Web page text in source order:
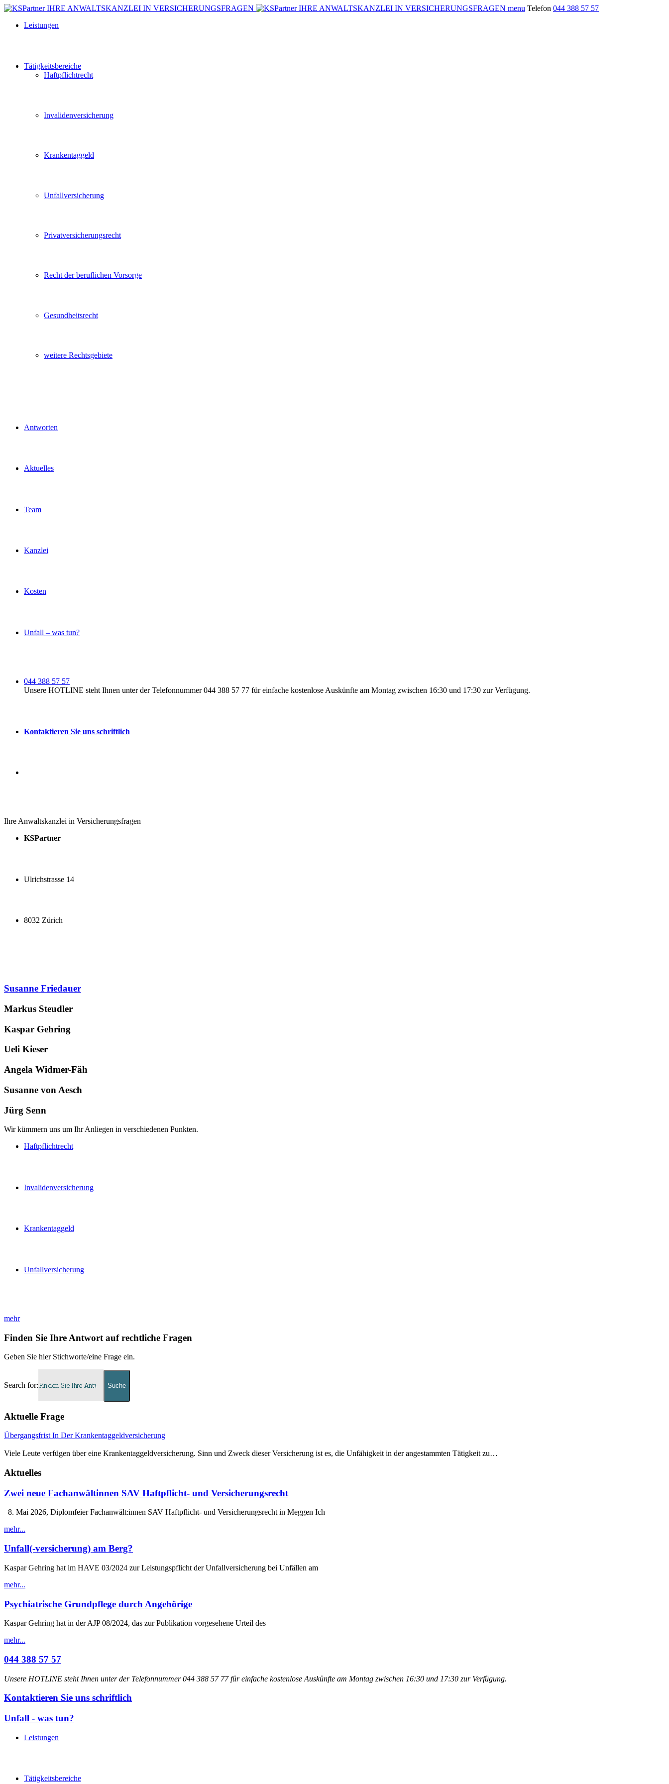
menu Telefon 044 388 57 57
Leistungen
Tätigkeitsbereiche
Haftpflichtrecht
Invalidenversicherung
Krankentaggeld
Unfallversicherung
Privatversicherungsrecht
Recht der beruflichen Vorsorge
Gesundheitsrecht
weitere Rechtsgebiete
Antworten
Aktuelles
Team
Kanzlei
Kosten
Unfall – was tun?
044 388 57 57
Unsere HOTLINE steht Ihnen unter der Telefonnummer 044 388 57 77 für einfache kostenlose Auskünfte am Montag zwischen 16:30 und 17:30 zur Verfügung.
Kontaktieren Sie uns schriftlich
Ihre Anwaltskanzlei in Versicherungsfragen
KSPartner
Ulrichstrasse 14
8032 Zürich
Susanne Friedauer
Markus Steudler
Kaspar Gehring
Ueli Kieser
Angela Widmer-Fäh
Susanne von Aesch
Jürg Senn
Wir kümmern uns um Ihr Anliegen in verschiedenen Punkten.
Haftpflichtrecht
Invalidenversicherung
Krankentaggeld
Unfallversicherung
mehr
Finden Sie Ihre Antwort auf rechtliche Fragen
Geben Sie hier Stichworte/eine Frage ein.
Search for:
Aktuelle Frage
Übergangsfrist In Der Krankentaggeldversicherung
Viele Leute verfügen über eine Krankentaggeldversicherung. Sinn und Zweck dieser Versicherung ist es, die Unfähigkeit in der angestammten Tätigkeit zu…
Aktuelles
Zwei neue Fachanwältinnen SAV Haftpflicht- und Versicherungsrecht
8. Mai 2026, Diplomfeier Fachanwält:innen SAV Haftpflicht- und Versicherungsrecht in Meggen Ich
mehr...
Unfall(-versicherung) am Berg?
Kaspar Gehring hat im HAVE 03/2024 zur Leistungspflicht der Unfallversicherung bei Unfällen am
mehr...
Psychiatrische Grundpflege durch Angehörige
Kaspar Gehring hat in der AJP 08/2024, das zur Publikation vorgesehene Urteil des
mehr...
044 388 57 57
Unsere HOTLINE steht Ihnen unter der Telefonnummer 044 388 57 77 für einfache kostenlose Auskünfte am Montag zwischen 16:30 und 17:30 zur Verfügung.
Kontaktieren Sie uns schriftlich
Unfall - was tun?
Leistungen
Tätigkeitsbereiche